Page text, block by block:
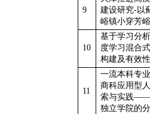
9
建设研究-以
峪镇小穿芳
10
基于学习分
度学习混合
构建及有效
11
一流本科专
商科应用型
索与实践——
独立学院的